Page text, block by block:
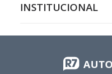
INSTITUCIONAL